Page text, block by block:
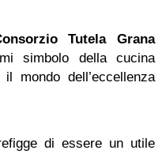
Tutela Grana
simbolo della cucina
mondo dell’eccellenza
di essere un utile